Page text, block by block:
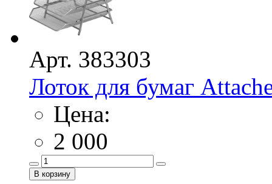
Арт. 383303
Лоток для бумаг
Цена:
2 000